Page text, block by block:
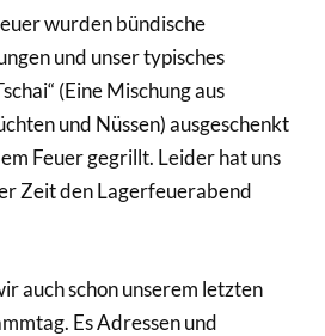
wurden bündische
und unser typisches
(Eine Mischung aus
und Nüssen) ausgeschenkt
Feuer gegrillt. Leider hat uns
Zeit den Lagerfeuerabend
auch schon unserem letzten
Es Adressen und